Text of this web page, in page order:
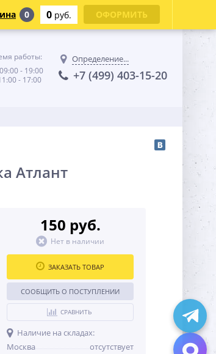
работы:
- 19:00
- 17:00
Определение...
+7 (499) 403-15-20
Атлант
150 руб.
Нет в наличии
ЗАКАЗАТЬ ТОВАР
СООБЩИТЬ О ПОСТУПЛЕНИИ
СРАВНИТЬ
Наличие на складах:
Москва
отсутствует
0 0 руб. ОФОРМИТЬ